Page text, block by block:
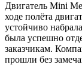
Двигатель Mini
ходе полёта
устойчиво
была успешно
заказчикам.
прошли без